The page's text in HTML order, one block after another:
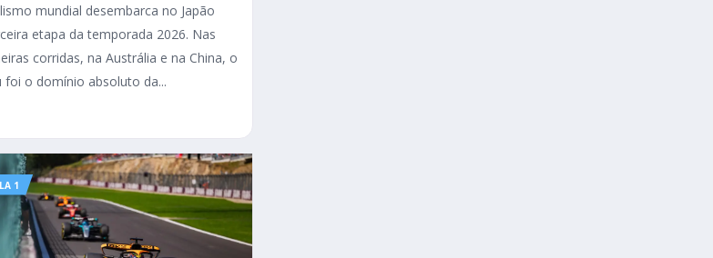
mundial desembarca no Japão
etapa da temporada 2026. Nas
corridas, na Austrália e na China, o
foi o domínio absoluto da...
1